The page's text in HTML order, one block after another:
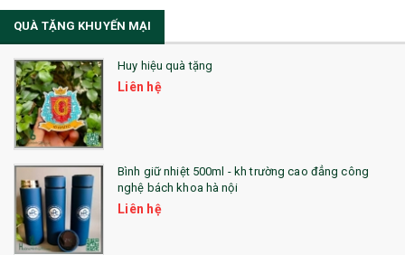
QUÀ TẶNG KHUYẾN MẠI
Huy hiệu quà tặng
Liên hệ
Bình giữ nhiệt 500ml - kh trường cao đẳng công
nghệ bách khoa hà nội
Liên hệ